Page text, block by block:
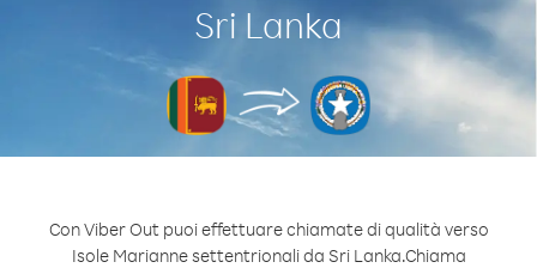
Sri Lanka
Con Viber Out puoi effettuare chiamate di qualità verso
Isole Marianne settentrionali da Sri Lanka.Chiama